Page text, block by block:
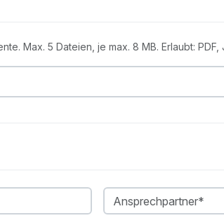
Max. 5 Dateien, je max. 8 MB. Erlaubt: PDF,